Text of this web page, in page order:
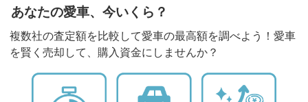
あなたの愛車、今いくら？
複数社の査定額を比較して愛車の最高額を調べよう！愛車
を賢く売却して、購入資金にしませんか？